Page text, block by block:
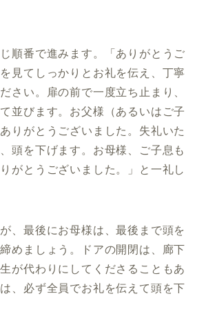
順番で進みます。「ありがとうご
見てしっかりとお礼を伝え、丁寧
さい。扉の前で一度立ち止まり、
並びます。お父様（あるいはご子
りがとうございました。失礼いた
頭を下げます。お母様、ご子息も
がとうございました。」と一礼し
、最後にお母様は、最後まで頭を
めましょう。ドアの開閉は、廊下
が代わりにしてくださることもあ
、必ず全員でお礼を伝えて頭を下